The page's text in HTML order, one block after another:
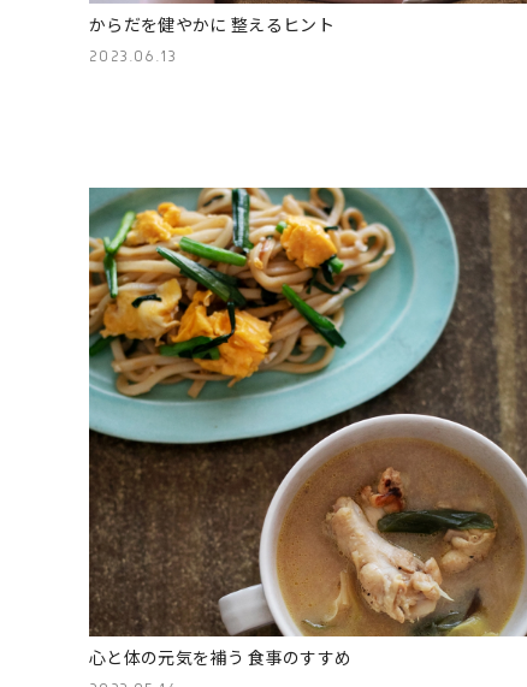
からだを健やかに 整えるヒント
2023.06.13
心と体の元気を補う 食事のすすめ